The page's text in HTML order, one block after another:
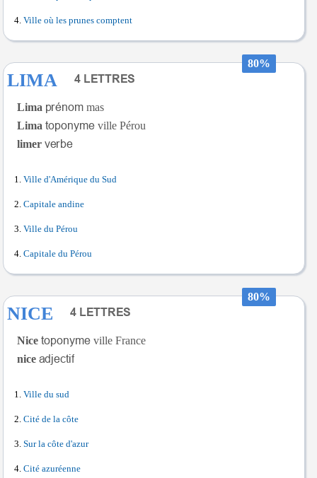
Ville où les prunes comptent
80%
LIMA
Lima
mas
Lima
ville Pérou
limer
Ville d'Amérique du Sud
Capitale andine
Ville du Pérou
Capitale du Pérou
80%
NICE
Nice
ville France
nice
Ville du sud
Cité de la côte
Sur la côte d'azur
Cité azuréenne